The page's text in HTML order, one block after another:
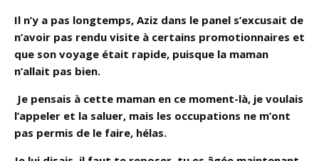
Il n’y a pas longtemps, Aziz dans le panel s’excusait de
n’avoir pas rendu visite à certains promotionnaires et
que son voyage était rapide, puisque la maman
n’allait pas bien.
Je pensais à cette maman en ce moment-là, je voulais
l’appeler et la saluer, mais les occupations ne m’ont
pas permis de le faire, hélas.